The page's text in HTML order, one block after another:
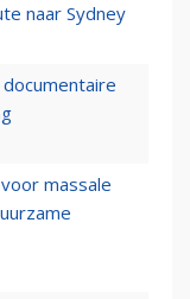
naar Sydney
massale